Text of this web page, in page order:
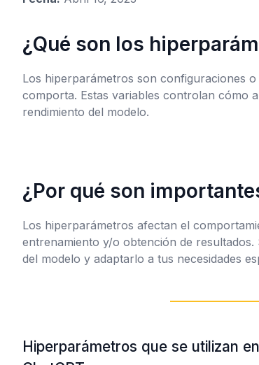
¿Qué son los
Los hiperparámetros son configuraciones
comporta. Estas variables controlan cómo
rendimiento del modelo.
¿Por qué son
Los hiperparámetros afectan el
entrenamiento y/o obtención de
del modelo y adaptarlo a tus necesidades
Hiperparámetros que se utilizan